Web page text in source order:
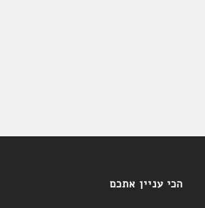
הכי עניין אתכם